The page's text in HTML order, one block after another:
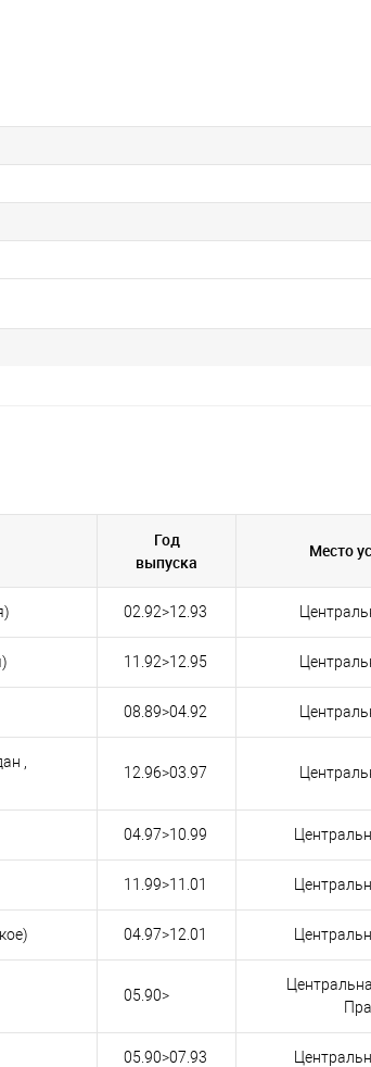
Год
выпуска
Место
02.92>12.93
11.92>12.95
08.89>04.92
,
12.96>03.97
04.97>10.99
11.99>11.01
04.97>12.01
05.90>
05.90>07.93